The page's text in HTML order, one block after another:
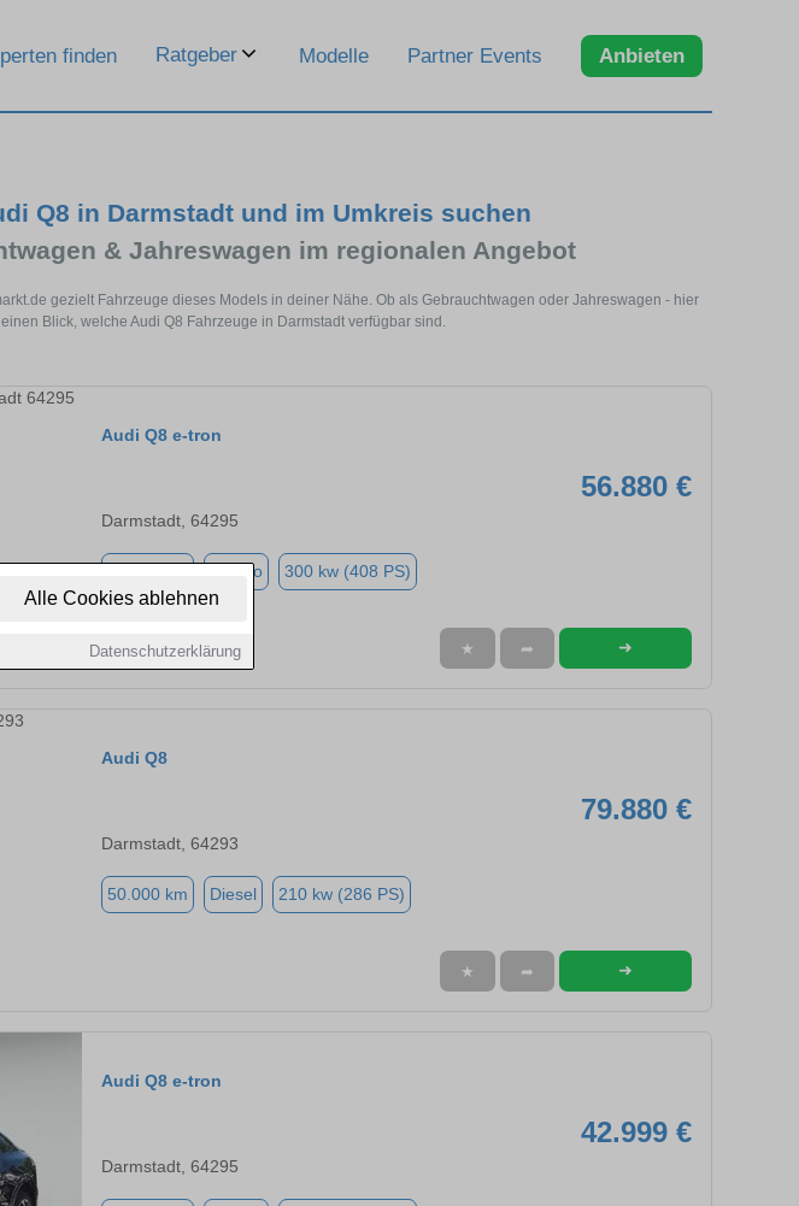
Alle Cookies ablehnen
Datenschutzerklärung
finden Ratgeber Modelle Partner Events Anbieten
Q8 in Darmstadt und im Umkreis suchen
& Jahreswagen im regionalen Angebot
gezielt Fahrzeuge dieses Models in deiner Nähe. Ob als Gebrauchtwagen oder Jahreswagen - hier
Blick, welche Audi Q8 Fahrzeuge in Darmstadt verfügbar sind.
Audi Q8 e-tron
56.880 €
Darmstadt, 64295
Elektro 300 kw (408 PS)
★ ➦ ➜
Audi Q8
79.880 €
Darmstadt, 64293
50.000 km Diesel 210 kw (286 PS)
★ ➦ ➜
Audi Q8 e-tron
42.999 €
Darmstadt, 64295